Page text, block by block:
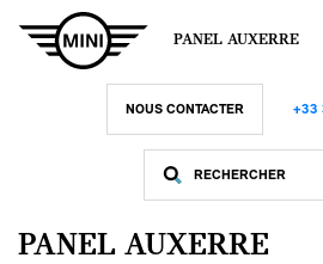
contenu
PANEL AUXERRE
NOUS CONTACTER +33
PANEL AUXERRE